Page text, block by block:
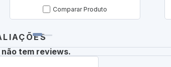
Comparar Produto
tem reviews.